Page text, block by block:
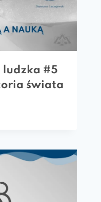
ludzka #5
świata